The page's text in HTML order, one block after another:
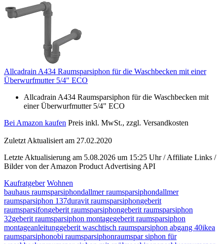
Allcadrain A434 Raumsparsiphon für die Waschbecken mit einer
Überwurfmutter 5/4" ECO
Allcadrain A434 Raumsparsiphon für die Waschbecken mit
einer Überwurfmutter 5/4" ECO
Bei Amazon kaufen Preis inkl. MwSt., zzgl. Versandkosten
Zuletzt Aktualisiert am 27.02.2020
Letzte Aktualisierung am 5.08.2026 um 15:25 Uhr / Affiliate Links /
Bilder von der Amazon Product Advertising API
Kaufratgeber Wohnen
bauhaus raumsparsiphondallmer raumsparsiphondallmer
raumsparsiphon 137duravit raumsparsiphongeberit
raumsparsifongeberit raumsparsiphongeberit raumsparsiphon
32geberit raumsparsiphon montagegeberit raumsparsiphon
montageanleitunggeberit waschtisch raumsparsiphon abgang 40ikea
raumsparsiphonobi raumsparsiphonraumspar siphon für